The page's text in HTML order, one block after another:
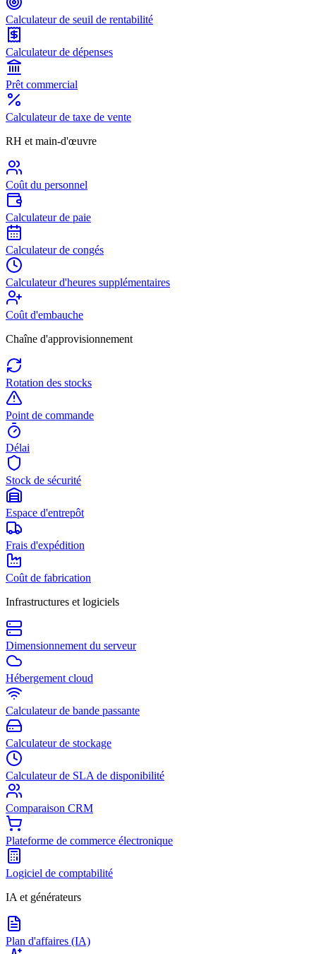
Calculateur de seuil de rentabilité
Calculateur de dépenses
Prêt commercial
Calculateur de taxe de vente
RH et main-d'œuvre
Coût du personnel
Calculateur de paie
Calculateur de congés
Calculateur d'heures supplémentaires
Coût d'embauche
Chaîne d'approvisionnement
Rotation des stocks
Point de commande
Délai
Stock de sécurité
Espace d'entrepôt
Frais d'expédition
Coût de fabrication
Infrastructures et logiciels
Dimensionnement du serveur
Hébergement cloud
Calculateur de bande passante
Calculateur de stockage
Calculateur de SLA de disponibilité
Comparaison CRM
Plateforme de commerce électronique
Logiciel de comptabilité
IA et générateurs
Plan d'affaires (IA)